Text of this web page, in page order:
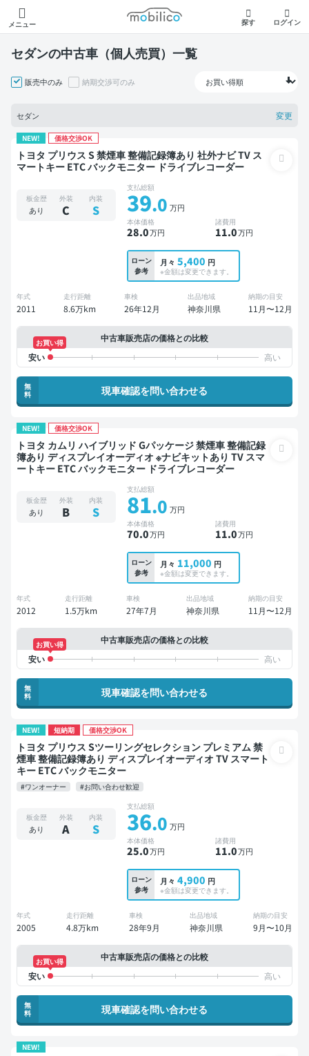
メニュー
モビリコ
探す ログイン
セダンの中古車（個人売買）一覧
販売中のみ 納期交渉可のみ
セダン 変更
NEW! 価格交渉OK
トヨタ プリウス S 禁煙車 整備記録簿あり 社外ナビ TV ス
マートキー ETC バックモニター ドライブレコーダー
板金歴
あり
外装
C
内装
S
支払総額
39.0 万円
本体価格
28.0万円
諸費用
11.0万円
ローン
参考
月々 5,400 円
※金額は変更できます。
年式
2011
走行距離
8.6万km
車検
26年12月
出品地域
神奈川県
納期の目安
11月〜12月
中古車販売店の価格との比較
お買い得
無
料
現車確認を問い合わせる
NEW! 価格交渉OK
トヨタ カムリ ハイブリッド Gパッケージ 禁煙車 整備記録
簿あり ディスプレイオーディオ ※ナビキットあり TV スマ
ートキー ETC バックモニター ドライブレコーダー
板金歴
あり
外装
B
内装
S
支払総額
81.0 万円
本体価格
70.0万円
諸費用
11.0万円
ローン
参考
月々 11,000 円
※金額は変更できます。
年式
2012
走行距離
1.5万km
車検
27年7月
出品地域
神奈川県
納期の目安
11月〜12月
中古車販売店の価格との比較
お買い得
無
料
現車確認を問い合わせる
NEW! 短納期 価格交渉OK
トヨタ プリウス Sツーリングセレクション プレミアム 禁
煙車 整備記録簿あり ディスプレイオーディオ TV スマート
キー ETC バックモニター
#ワンオーナー #お問い合わせ歓迎
板金歴
あり
外装
A
内装
S
支払総額
36.0 万円
本体価格
25.0万円
諸費用
11.0万円
ローン
参考
月々 4,900 円
※金額は変更できます。
年式
2005
走行距離
4.8万km
車検
28年9月
出品地域
神奈川県
納期の目安
9月〜10月
中古車販売店の価格との比較
お買い得
無
料
現車確認を問い合わせる
NEW!